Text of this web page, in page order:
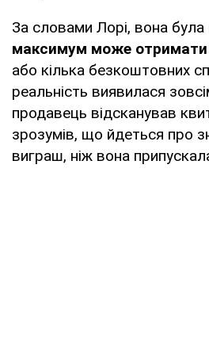
За словами Лорі, вона
максимум може отримати
або кілька безкоштовних
реальність виявилася
продавець відсканував
зрозумів, що йдеться про
виграш, ніж вона